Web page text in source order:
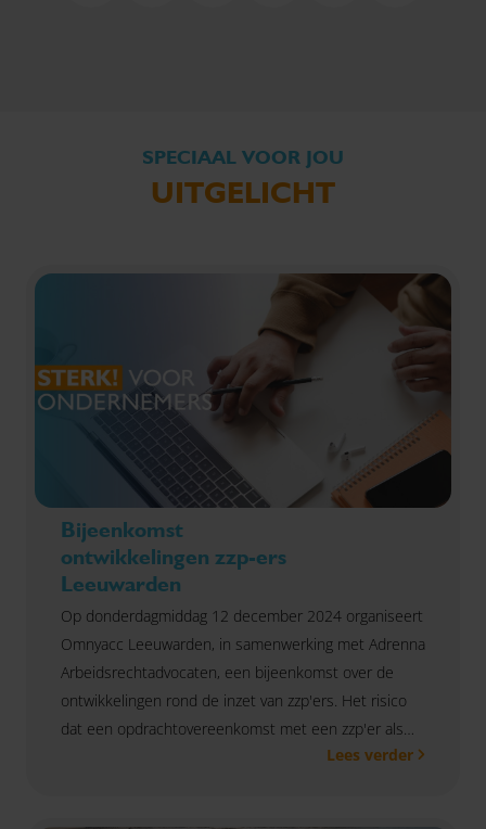
SPECIAAL VOOR JOU
UITGELICHT
Bijeenkomst
ontwikkelingen zzp-ers
Leeuwarden
Op donderdagmiddag 12 december 2024 organiseert
Omnyacc Leeuwarden, in samenwerking met Adrenna
Arbeidsrechtadvocaten, een bijeenkomst over de
ontwikkelingen rond de inzet van zzp'ers. Het risico
dat een opdrachtovereenkomst met een zzp'er als
arbeidsovereenkomst aangemerkt wordt is al tijden
Lees verder